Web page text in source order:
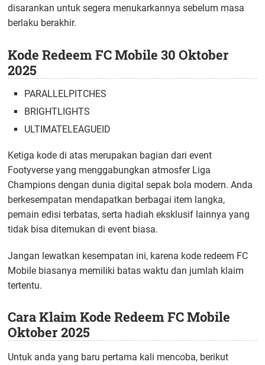
disarankan untuk segera menukarkannya sebelum masa
berlaku berakhir.
Kode Redeem FC Mobile 30 Oktober
2025
PARALLELPITCHES
BRIGHTLIGHTS
ULTIMATELEAGUEID
Ketiga kode di atas merupakan bagian dari event
Footyverse yang menggabungkan atmosfer Liga
Champions dengan dunia digital sepak bola modern. Anda
berkesempatan mendapatkan berbagai item langka,
pemain edisi terbatas, serta hadiah eksklusif lainnya yang
tidak bisa ditemukan di event biasa.
Jangan lewatkan kesempatan ini, karena kode redeem FC
Mobile biasanya memiliki batas waktu dan jumlah klaim
tertentu.
Cara Klaim Kode Redeem FC Mobile
Oktober 2025
Untuk anda yang baru pertama kali mencoba, berikut